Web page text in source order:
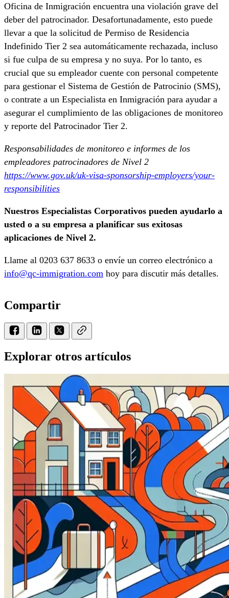
Oficina de Inmigración encuentra una violación grave del
deber del patrocinador. Desafortunadamente, esto puede
llevar a que la solicitud de Permiso de Residencia
Indefinido Tier 2 sea automáticamente rechazada, incluso
si fue culpa de su empresa y no suya. Por lo tanto, es
crucial que su empleador cuente con personal competente
para gestionar el Sistema de Gestión de Patrocinio (SMS),
o contrate a un Especialista en Inmigración para ayudar a
asegurar el cumplimiento de las obligaciones de monitoreo
y reporte del Patrocinador Tier 2.
Responsabilidades de monitoreo e informes de los
empleadores patrocinadores de Nivel 2
https://www.gov.uk/uk-visa-sponsorship-employers/your-
responsibilities
Nuestros Especialistas Corporativos pueden ayudarlo a
usted o a su empresa a planificar sus exitosas
aplicaciones de Nivel 2.
Llame al 0203 637 8633 o envíe un correo electrónico a
info@qc-immigration.com hoy para discutir más detalles.
Compartir
Explorar otros artículos